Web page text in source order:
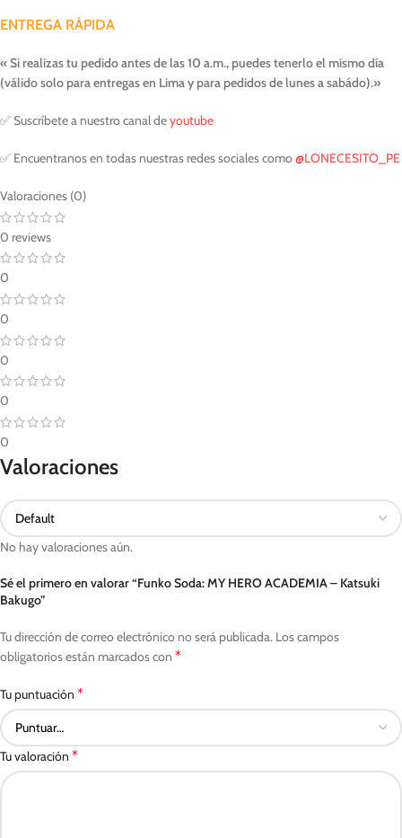
ENTREGA RÁPIDA
« Si realizas tu pedido antes de las 10 a.m., puedes tenerlo el mismo día
(válido solo para entregas en Lima y para pedidos de lunes a sabádo).»
✅ Suscríbete a nuestro canal deyoutube
✅ Encuentranos en todas nuestras redes sociales como@LONECESITO_PE
Valoraciones (0)
0 reviews
0
0
0
0
0
Valoraciones
No hay valoraciones aún.
Sé el primero en valorar “Funko Soda: MY HERO ACADEMIA – Katsuki
Bakugo”
Tu dirección de correo electrónico no será publicada. Los campos
obligatorios están marcados con *
Tu puntuación *
Tu valoración *